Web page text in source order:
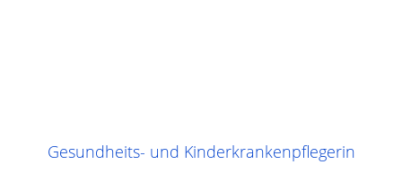
Gesundheits- und Kinderkrankenpflegerin